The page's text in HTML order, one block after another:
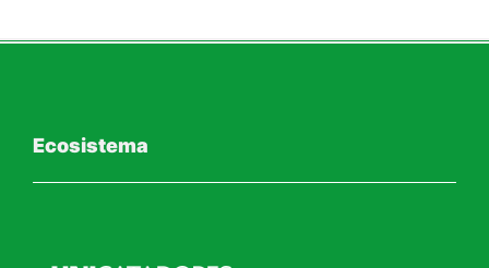
Ecosistema